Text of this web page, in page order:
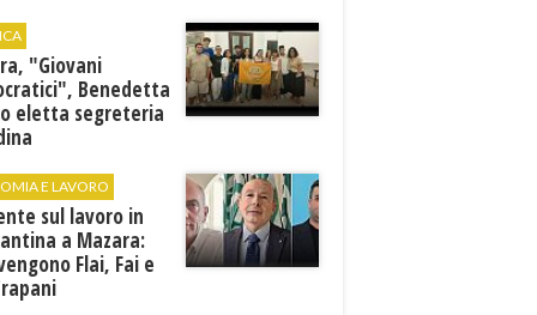
al "Villa Sofia"
"Giovani
Benedetta
eletta segreteria
E LAVORO
sul lavoro in
a Mazara:
Flai, Fai e